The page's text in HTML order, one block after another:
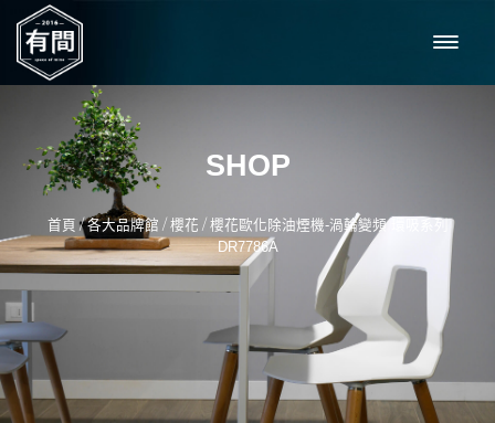
SHOP
首頁 /各大品牌館 / 櫻花 / 櫻花歐化除油煙機-渦輪變頻 環吸系列
DR7786A